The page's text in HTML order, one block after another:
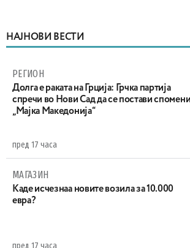
НАЈНОВИ ВЕСТИ
РЕГИОН
Долга е раката на Грција: Грчка партија
спречи во Нови Сад да се постави
„Мајка Македонија“
пред 17 часа
МАГАЗИН
Каде исчезнаа новите возила за 10.000
евра?
пред 17 часа